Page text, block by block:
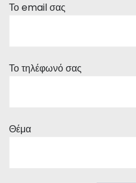
Το email σας
Το τηλέφωνό σας
Θέμα